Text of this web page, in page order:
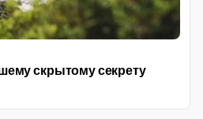
скрытому секрету